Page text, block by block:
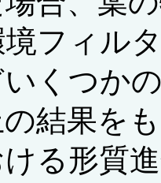
フィル
くつか
結果を
る形質